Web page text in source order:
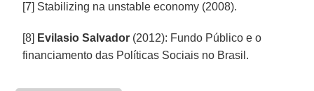
[7] Stabilizing na unstable economy (2008).
[8] Evilasio Salvador (2012): Fundo Público e o
financiamento das Políticas Sociais no Brasil.